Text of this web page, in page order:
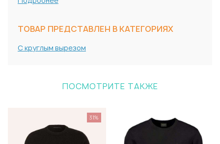
ТОВАР ПРЕДСТАВЛЕН В КАТЕГОРИЯХ
С круглым вырезом
ПОСМОТРИТЕ ТАКЖЕ
31%